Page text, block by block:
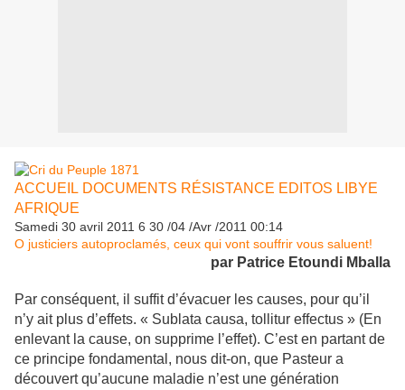
ACCUEIL DOCUMENTS RÉSISTANCE EDITOS LIBYE
AFRIQUE
Samedi 30 avril 2011 6 30 /04 /Avr /2011 00:14
O justiciers autoproclamés, ceux qui vont souffrir vous saluent!
par Patrice Etoundi Mballa
Par conséquent, il suffit d’évacuer les causes, pour qu’il
n’y ait plus d’effets. « Sublata causa, tollitur effectus » (En
enlevant la cause, on supprime l’effet). C’est en partant de
ce principe fondamental, nous dit-on, que Pasteur a
découvert qu’aucune maladie n’est une génération